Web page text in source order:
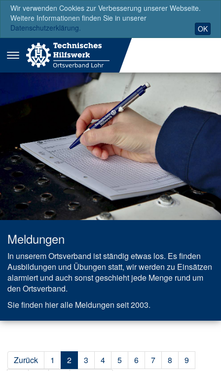
Wir verwenden Cookies zur Verbesserung unserer Webseite.
Weitere Informationen finden Sie in unserer
Datenschutzerklärung.
OK
Menü
ausklappen
Meldungen
In unserem Ortsverband ist ständig etwas los. Es finden
Ausbildungen und Übungen statt, wir werden zu Einsätzen
alarmiert und auch sonst geschieht jede Menge rund um
den Ortsverband.
Sie finden hier alle Meldungen seit 2003.
Zurück 1 2 3 4 5 6 7 8
9